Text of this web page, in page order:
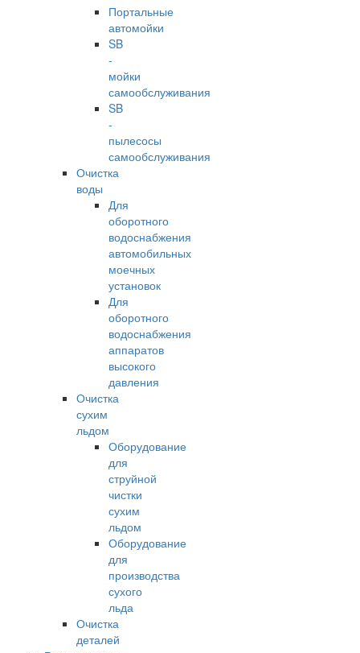
Портальные
автомойки
SB
-
мойки
самообслуживания
SB
-
пылесосы
самообслуживания
Очистка
воды
Для
оборотного
водоснабжения
автомобильных
моечных
установок
Для
оборотного
водоснабжения
аппаратов
высокого
давления
Очистка
сухим
льдом
Оборудование
для
струйной
чистки
сухим
льдом
Оборудование
для
производства
сухого
льда
Очистка
деталей